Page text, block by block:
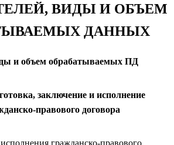
ВИДЫ И ОБЪЕМ
ДАННЫХ
и объем обрабатываемых ПД
заключение и исполнение
правового договора
гражданско-правового